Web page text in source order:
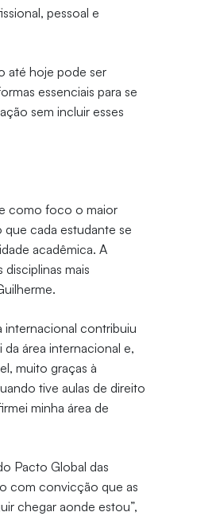
pessoal e
até hoje pode ser
essenciais para se
sem incluir esses
como foco o maior
cada estudante se
acadêmica. A
mais
internacional contribuiu
área internacional e,
muito graças à
tive aulas de direito
minha área de
Pacto Global das
com convicção que as
chegar aonde estou”,